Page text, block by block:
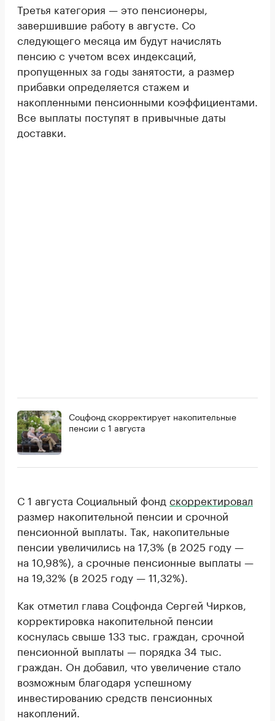
Третья категория — это пенсионеры,
завершившие работу в августе. Со
следующего месяца им будут начислять
пенсию с учетом всех индексаций,
пропущенных за годы занятости, а размер
прибавки определяется стажем и
накопленными пенсионными коэффициентами.
Все выплаты поступят в привычные даты
доставки.
Соцфонд скорректирует накопительные
пенсии с 1 августа
С 1 августа Социальный фонд скорректировал
размер накопительной пенсии и срочной
пенсионной выплаты. Так, накопительные
пенсии увеличились на 17,3% (в 2025 году —
на 10,98%), а срочные пенсионные выплаты —
на 19,32% (в 2025 году — 11,32%).
Как отметил глава Соцфонда Сергей Чирков,
корректировка накопительной пенсии
коснулась свыше 133 тыс. граждан, срочной
пенсионной выплаты — порядка 34 тыс.
граждан. Он добавил, что увеличение стало
возможным благодаря успешному
инвестированию средств пенсионных
накоплений.